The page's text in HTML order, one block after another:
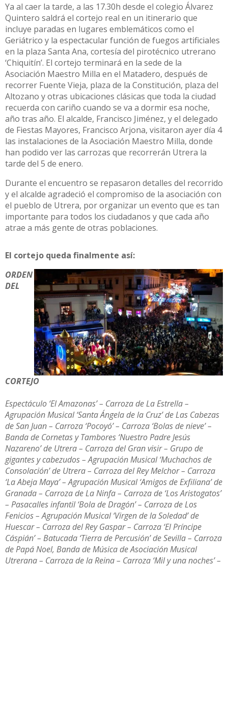
Ya al caer la tarde, a las 17.30h desde el colegio Álvarez
Quintero saldrá el cortejo real en un itinerario que
incluye paradas en lugares emblemáticos como el
Geriátrico y la espectacular función de fuegos artificiales
en la plaza Santa Ana, cortesía del pirotécnico utrerano
‘Chiquitín’. El cortejo terminará en la sede de la
Asociación Maestro Milla en el Matadero, después de
recorrer Fuente Vieja, plaza de la Constitución, plaza del
Altozano y otras ubicaciones clásicas que toda la ciudad
recuerda con cariño cuando se va a dormir esa noche,
año tras año. El alcalde, Francisco Jiménez, y el delegado
de Fiestas Mayores, Francisco Arjona, visitaron ayer día 4
las instalaciones de la Asociación Maestro Milla, donde
han podido ver las carrozas que recorrerán Utrera la
tarde del 5 de enero.
Durante el encuentro se repasaron detalles del recorrido
y el alcalde agradeció el compromiso de la asociación con
el pueblo de Utrera, por organizar un evento que es tan
importante para todos los ciudadanos y que cada año
atrae a más gente de otras poblaciones.
El cortejo queda finalmente así:
ORDEN
DEL
CORTEJO
Espectáculo ‘El Amazonas’ – Carroza de La Estrella –
Agrupación Musical ‘Santa Ángela de la Cruz’ de Las Cabezas
de San Juan – Carroza ‘Pocoyó’ – Carroza ‘Bolas de nieve’ –
Banda de Cornetas y Tambores ‘Nuestro Padre Jesús
Nazareno’ de Utrera – Carroza del Gran visir – Grupo de
gigantes y cabezudos – Agrupación Musical ‘Muchachos de
Consolación’ de Utrera – Carroza del Rey Melchor – Carroza
‘La Abeja Maya’ – Agrupación Musical ‘Amigos de Exfiliana’ de
Granada – Carroza de La Ninfa – Carroza de ‘Los Aristogatos’
– Pasacalles infantil ‘Bola de Dragón’ – Carroza de Los
Fenicios – Agrupación Musical ‘Virgen de la Soledad’ de
Huescar – Carroza del Rey Gaspar – Carroza ‘El Príncipe
Cáspián’ – Batucada ‘Tierra de Percusión’ de Sevilla – Carroza
de Papá Noel, Banda de Música de Asociación Musical
Utrerana – Carroza de la Reina – Carroza ‘Mil y una noches’ –